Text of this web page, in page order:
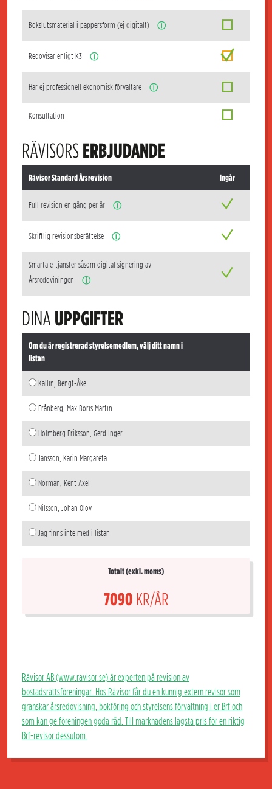
Bokslutsmaterial i pappersform (ej digitalt) ⓘ
Redovisar enligt K3 ⓘ
Har ej professionell ekonomisk förvaltare ⓘ
Konsultation
RÄVISORSERBJUDANDE
Rävisor Standard Årsrevision Ingår
Full revision en gång per år ⓘ
Skriftlig revisionsberättelse ⓘ
Smarta e-tjänster såsom digital signering av
Årsredoviningen
ⓘ
DINA UPPGIFTER
Om du är registrerad styrelsemedlem, välj ditt namn i
listan
Kallin, Bengt-Åke
Frånberg, Max Boris Martin
Holmberg Eriksson, Gerd Inger
Jansson, Karin Margareta
Norman, Kent Axel
Nilsson, Johan Olov
Jag finns inte med i listan
Totalt (exkl. moms)
7090 KR/ÅR
Rävisor AB (www.ravisor.se) är experten på revision av
bostadsrättsföreningar. Hos Rävisor får du en kunnig extern revisor som
granskar årsredovisning, bokföring och styrelsens förvaltning i er Brf och
som kan ge föreningen goda råd. Till marknadens lägsta pris för en riktig
Brf-revisor dessutom.